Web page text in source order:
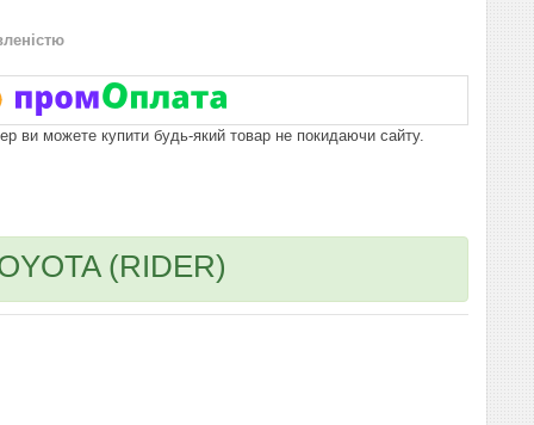
ви можете купити будь-який товар не покидаючи сайту.
(RIDER)